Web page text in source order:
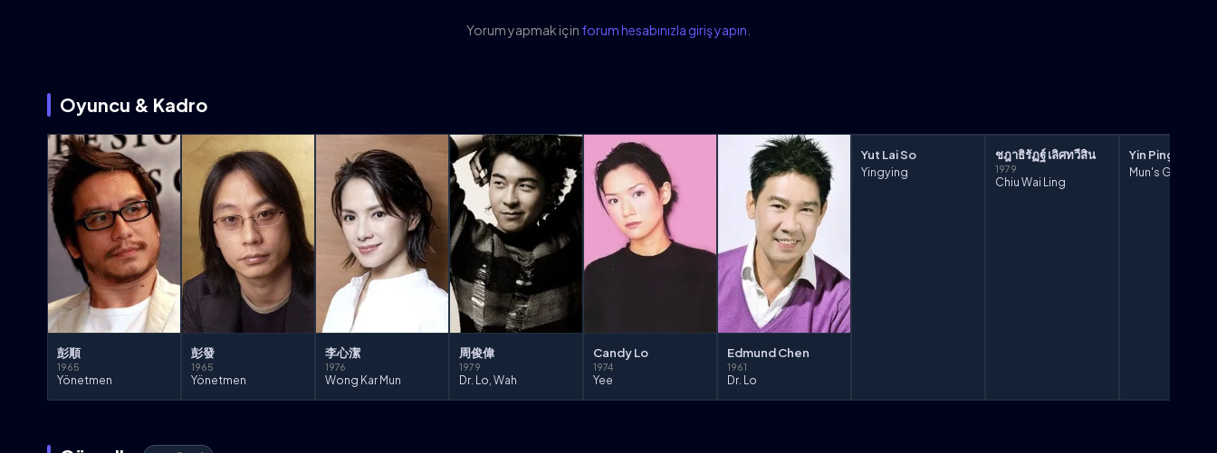
Yorum yapmak için forum hesabınızla giriş yapın
Oyuncu & Kadro
彭順
1965
Yönetmen
彭發
1965
Yönetmen
李心潔
1976
Wong Kar Mun
周俊偉
1979
Dr. Lo, Wah
Candy Lo
1974
Yee
Edmund Chen
1961
Dr. Lo
Yut Lai So
Yingying
ชฎาธิรัฏฐ์ เลิศทวีสิน
1979
Chiu Wai Ling
Yin Ping Ko
Mun's